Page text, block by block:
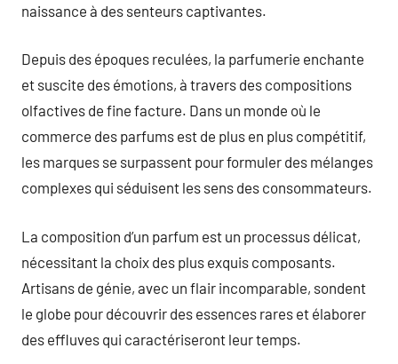
naissance à des senteurs captivantes.
Depuis des époques reculées, la parfumerie enchante
et suscite des émotions, à travers des compositions
olfactives de fine facture. Dans un monde où le
commerce des parfums est de plus en plus compétitif,
les marques se surpassent pour formuler des mélanges
complexes qui séduisent les sens des consommateurs.
La composition d’un parfum est un processus délicat,
nécessitant la choix des plus exquis composants.
Artisans de génie, avec un flair incomparable, sondent
le globe pour découvrir des essences rares et élaborer
des effluves qui caractériseront leur temps.